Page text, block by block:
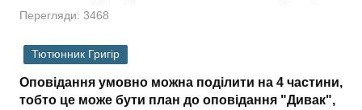
Перегляди: 3468
Тютюнник Григір
Оповідання умовно можна поділити на 4 частини,
тобто це може бути план до оповідання "Дивак",